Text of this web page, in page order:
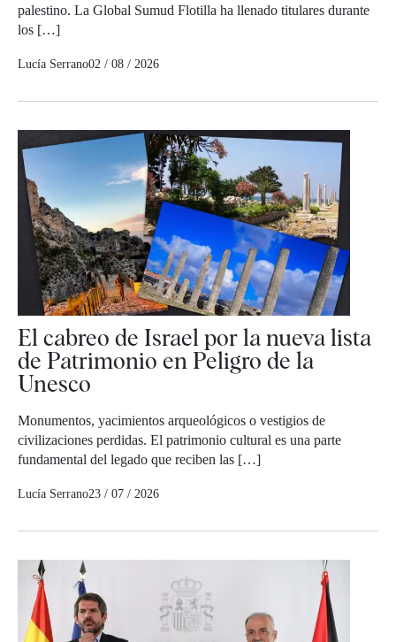
palestino. La Global Sumud Flotilla ha llenado titulares durante
los […]
Lucía Serrano02 / 08 / 2026
El cabreo de Israel por la nueva lista
de Patrimonio en Peligro de la
Unesco
Monumentos, yacimientos arqueológicos o vestigios de
civilizaciones perdidas. El patrimonio cultural es una parte
fundamental del legado que reciben las […]
Lucía Serrano23 / 07 / 2026